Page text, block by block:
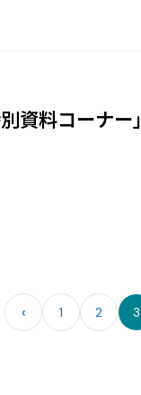
資料コーナー」
‹ 1 2 3